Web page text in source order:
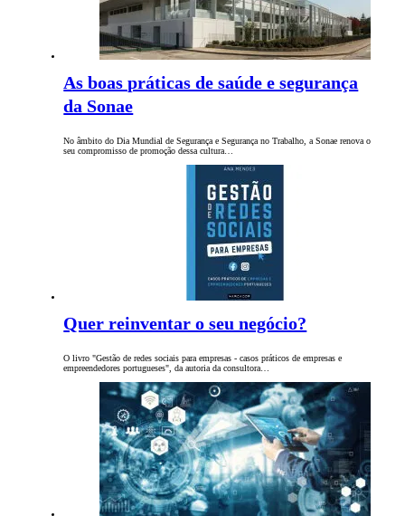
As boas práticas de saúde e segurança
da Sonae
No âmbito do Dia Mundial de Segurança e Segurança no Trabalho, a Sonae renova o
seu compromisso de promoção dessa cultura…
Quer reinventar o seu negócio?
O livro "Gestão de redes sociais para empresas - casos práticos de empresas e
empreendedores portugueses", da autoria da consultora…